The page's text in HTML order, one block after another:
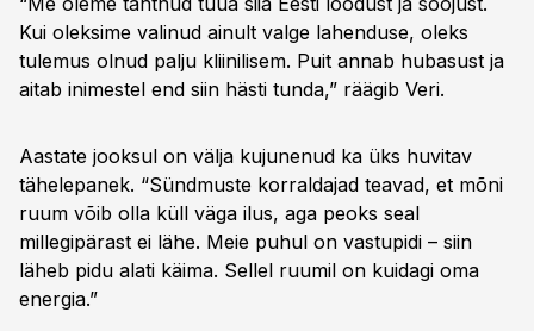
Kui oleksime valinud ainult valge lahenduse, oleks
tulemus olnud palju kliinilisem. Puit annab hubasust ja
aitab inimestel end siin hästi tunda,” räägib Veri.
Aastate jooksul on välja kujunenud ka üks huvitav
tähelepanek. “Sündmuste korraldajad teavad, et mõni
ruum võib olla küll väga ilus, aga peoks seal
millegipärast ei lähe. Meie puhul on vastupidi – siin
läheb pidu alati käima. Sellel ruumil on kuidagi oma
energia.”